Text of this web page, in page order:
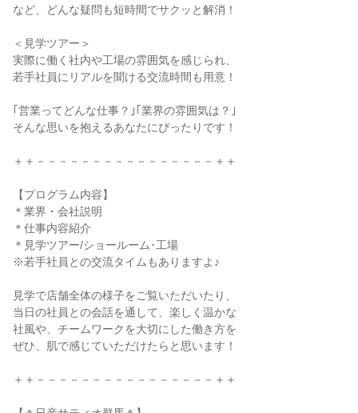
など、どんな疑問も短時間でサクッと解消！
＜見学ツアー＞
実際に働く社内や工場の雰囲気を感じられ、
若手社員にリアルを聞ける交流時間も用意！
｢営業ってどんな仕事？｣｢業界の雰囲気は？｣
そんな思いを抱えるあなたにぴったりです！
＋＋－－－－－－－－－－－－－－－－＋＋
【プログラム内容】
＊業界・会社説明
＊仕事内容紹介
＊見学ツアー/ショールーム･工場
※若手社員との交流タイムもありますよ♪
見学で店舗全体の様子をご覧いただいたり、
当日の社員との会話を通して、楽しく温かな
社風や、チームワークを大切にした働き方を
ぜひ、肌で感じていただけたらと思います！
＋＋－－－－－－－－－－－－－－－－＋＋